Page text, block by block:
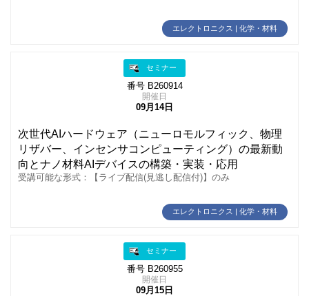
エレクトロニクス | 化学・材料
セミナー
番号 B260914
開催日
09月14日
次世代AIハードウェア（ニューロモルフィック、物理
リザバー、インセンサコンピューティング）の最新動
向とナノ材料AIデバイスの構築・実装・応用
受講可能な形式：【ライブ配信(見逃し配信付)】のみ
エレクトロニクス | 化学・材料
セミナー
番号 B260955
開催日
09月15日